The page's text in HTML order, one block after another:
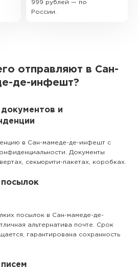
999 рублей — по
России.
отправляют в Сан-
де-инфешт?
и
в Сан-мамеде-де-инфешт с
Документы
секьюрити-пакетах, коробках.
посылок в Сан-мамеде-де-
альтернатива почте. Срок
гарантирована сохранность